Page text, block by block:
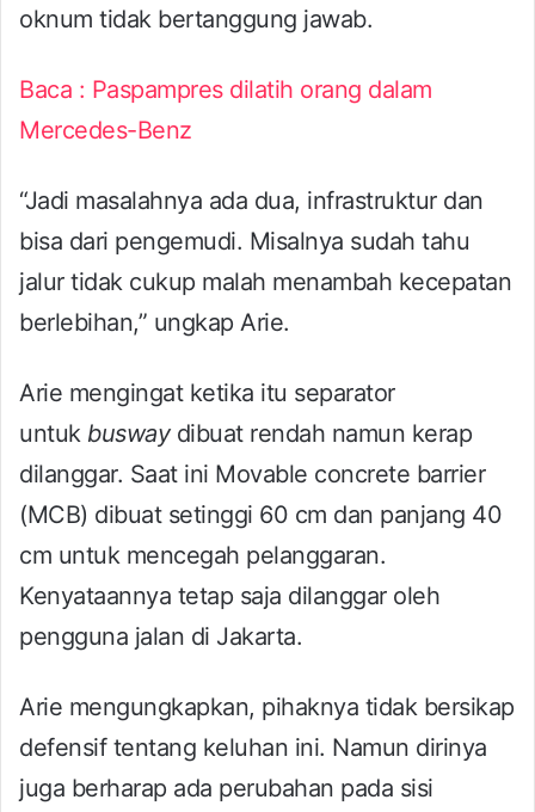
oknum tidak bertanggung jawab.
Baca : Paspampres dilatih orang dalam
Mercedes-Benz
“Jadi masalahnya ada dua, infrastruktur dan
bisa dari pengemudi. Misalnya sudah tahu
jalur tidak cukup malah menambah kecepatan
berlebihan,” ungkap Arie.
Arie mengingat ketika itu separator
untuk buswaydibuat rendah namun kerap
dilanggar. Saat ini Movable concrete barrier
(MCB) dibuat setinggi 60 cm dan panjang 40
cm untuk mencegah pelanggaran.
Kenyataannya tetap saja dilanggar oleh
pengguna jalan di Jakarta.
Arie mengungkapkan, pihaknya tidak bersikap
defensif tentang keluhan ini. Namun dirinya
juga berharap ada perubahan pada sisi